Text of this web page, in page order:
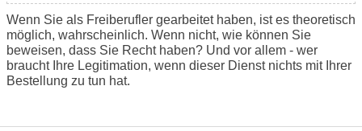
Wenn Sie als Freiberufler gearbeitet haben, ist es theoretisch
möglich, wahrscheinlich. Wenn nicht, wie können Sie
beweisen, dass Sie Recht haben? Und vor allem - wer
braucht Ihre Legitimation, wenn dieser Dienst nichts mit Ihrer
Bestellung zu tun hat.